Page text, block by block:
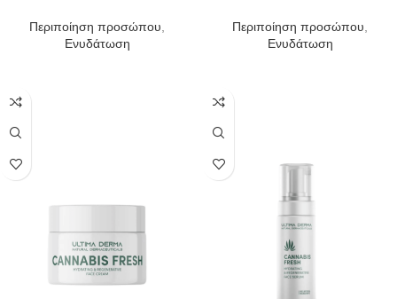
Περιποίηση προσώπου
Ενυδάτωση
Περιποίηση προσώπου
Ενυδάτωση